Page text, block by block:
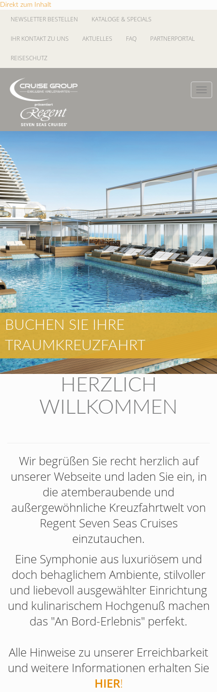
Direkt zum Inhalt
NEWSLETTER BESTELLEN KATALOGE & SPECIALS
IHR KONTAKT ZU UNS AKTUELLES FAQ PARTNERPORTAL
REISESCHUTZ
BUCHEN SIE IHRE
TRAUMKREUZFAHRT
HERZLICH
WILLKOMMEN
Wir begrüßen Sie recht herzlich auf
unserer Webseite und laden Sie ein, in
die atemberaubende und
außergewöhnliche Kreuzfahrtwelt von
Regent Seven Seas Cruises
einzutauchen.
Eine Symphonie aus luxuriösem und
doch behaglichem Ambiente, stilvoller
und liebevoll ausgewählter Einrichtung
und kulinarischem Hochgenuß machen
das "An Bord-Erlebnis" perfekt.
Alle Hinweise zu unserer Erreichbarkeit
und weitere Informationen erhalten Sie
HIER!